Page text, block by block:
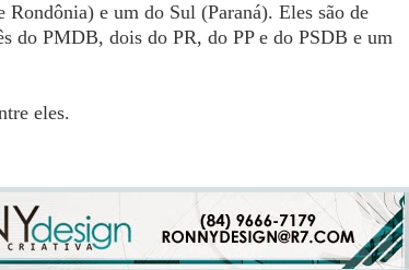
Rondônia) e um do Sul (Paraná). Eles são de
do PMDB, dois do PR, do PP e do PSDB e um
eles.